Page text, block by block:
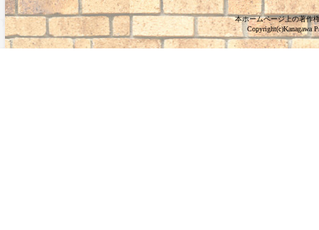
本ホームページ上の著作
Copyright(c)Kanagawa